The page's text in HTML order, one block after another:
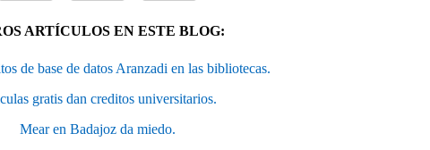
ARTÍCULOS EN ESTE BLOG:
de base de datos Aranzadi en las bibliotecas.
gratis dan creditos universitarios.
Mear en Badajoz da miedo.